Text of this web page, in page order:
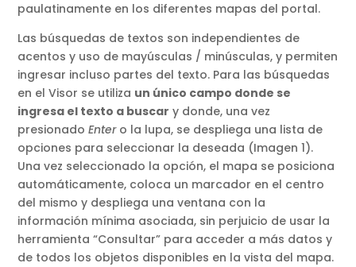
paulatinamente en los diferentes mapas del portal.
Las búsquedas de textos son independientes de
acentos y uso de mayúsculas / minúsculas, y permiten
ingresar incluso partes del texto. Para las búsquedas
en el Visor se utiliza un único campo donde se
ingresa el texto a buscar y donde, una vez
presionado Enter o la lupa, se despliega una lista de
opciones para seleccionar la deseada (Imagen 1).
Una vez seleccionado la opción, el mapa se posiciona
automáticamente, coloca un marcador en el centro
del mismo y despliega una ventana con la
información mínima asociada, sin perjuicio de usar la
herramienta “Consultar” para acceder a más datos y
de todos los objetos disponibles en la vista del mapa.